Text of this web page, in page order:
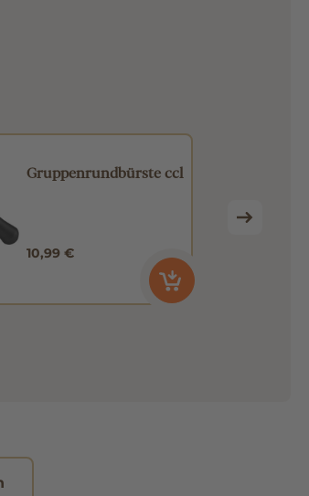
Gruppenrundbürste ccl
10,99 €